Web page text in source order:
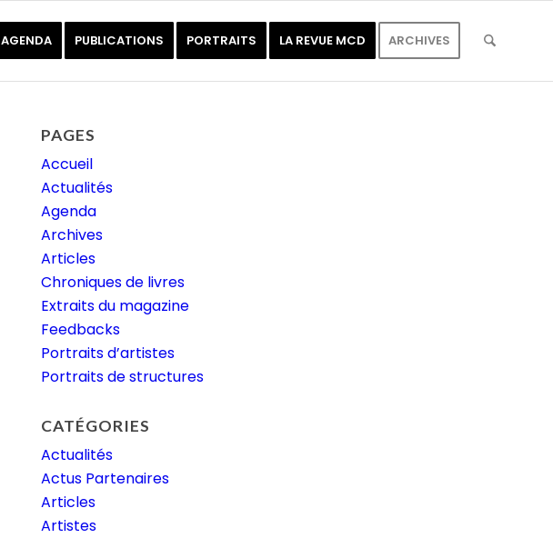
AGENDA PUBLICATIONS PORTRAITS LA REVUE MCD ARCHIVES
PAGES
Accueil
Actualités
Agenda
Archives
Articles
Chroniques de livres
Extraits du magazine
Feedbacks
Portraits d’artistes
Portraits de structures
CATÉGORIES
Actualités
Actus Partenaires
Articles
Artistes